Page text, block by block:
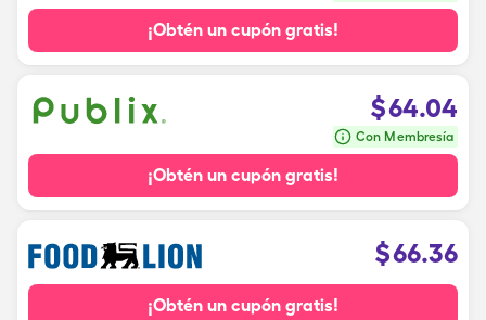
¡Obtén un cupón gratis!
$64.04
Con Membresía
¡Obtén un cupón gratis!
$66.36
¡Obtén un cupón gratis!